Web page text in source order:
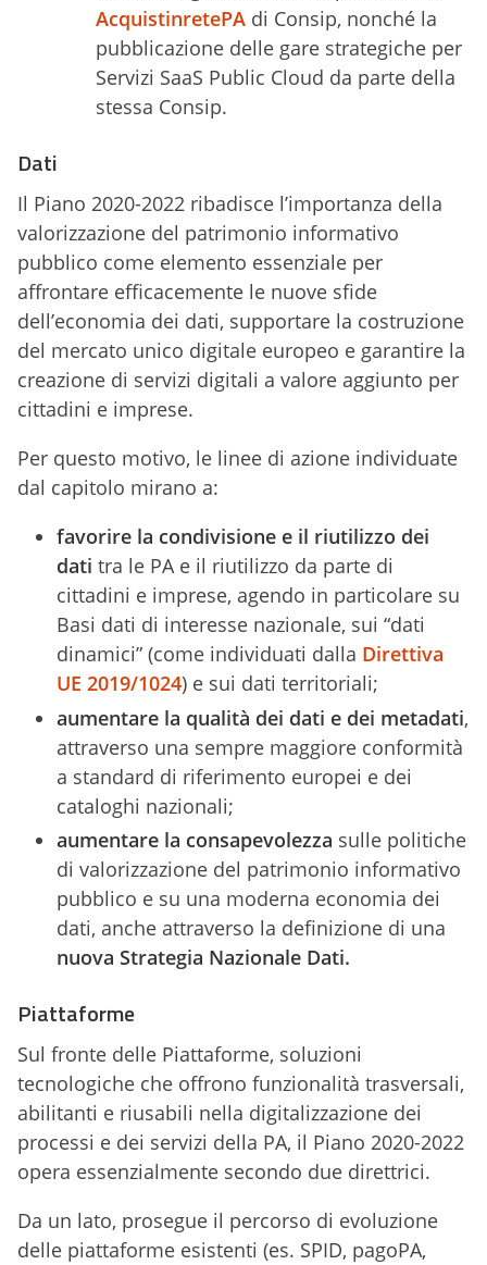
AcquistinretePA di Consip, nonché la
pubblicazione delle gare strategiche per
Servizi SaaS Public Cloud da parte della
stessa Consip.
Dati
Il Piano 2020-2022 ribadisce l’importanza della
valorizzazione del patrimonio informativo
pubblico come elemento essenziale per
affrontare efficacemente le nuove sfide
dell’economia dei dati, supportare la costruzione
del mercato unico digitale europeo e garantire la
creazione di servizi digitali a valore aggiunto per
cittadini e imprese.
Per questo motivo, le linee di azione individuate
dal capitolo mirano a:
favorire la condivisione e il riutilizzo dei
dati tra le PA e il riutilizzo da parte di
cittadini e imprese, agendo in particolare su
Basi dati di interesse nazionale, sui “dati
dinamici” (come individuati dalla Direttiva
UE 2019/1024) e sui dati territoriali;
aumentare la qualità dei dati e dei metadati,
attraverso una sempre maggiore conformità
a standard di riferimento europei e dei
cataloghi nazionali;
aumentare la consapevolezza sulle politiche
di valorizzazione del patrimonio informativo
pubblico e su una moderna economia dei
dati, anche attraverso la definizione di una
nuova Strategia Nazionale Dati.
Piattaforme
Sul fronte delle Piattaforme, soluzioni
tecnologiche che offrono funzionalità trasversali,
abilitanti e riusabili nella digitalizzazione dei
processi e dei servizi della PA, il Piano 2020-2022
opera essenzialmente secondo due direttrici.
Da un lato, prosegue il percorso di evoluzione
delle piattaforme esistenti (es. SPID, pagoPA,